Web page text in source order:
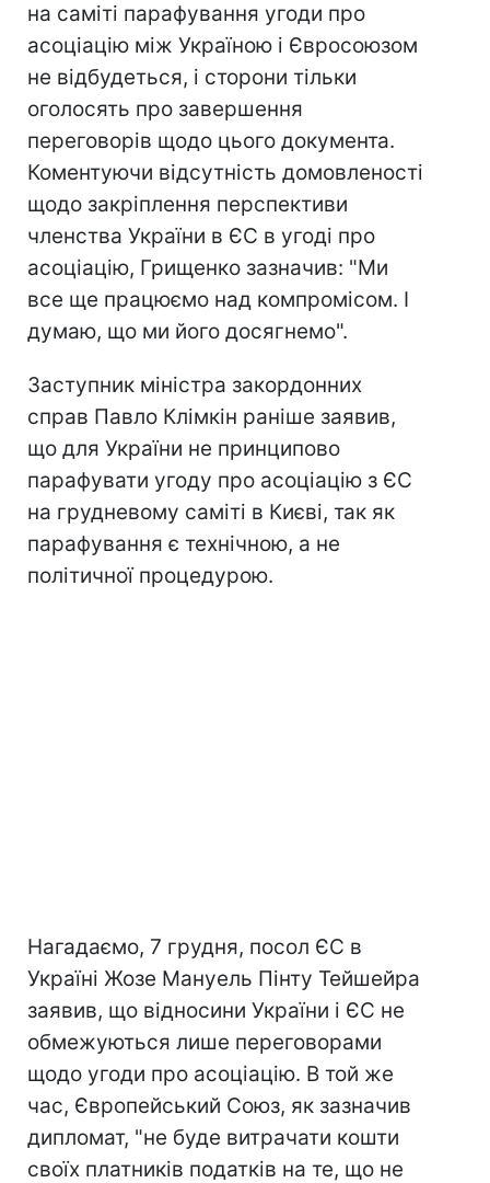
на саміті парафування угоди про
асоціацію між Україною і Євросоюзом
не відбудеться, і сторони тільки
оголосять про завершення
переговорів щодо цього документа.
Коментуючи відсутність домовленості
щодо закріплення перспективи
членства України в ЄС в угоді про
асоціацію, Грищенко зазначив: "Ми
все ще працюємо над компромісом. І
думаю, що ми його досягнемо".
Заступник міністра закордонних
справ Павло Клімкін раніше заявив,
що для України не принципово
парафувати угоду про асоціацію з ЄС
на грудневому саміті в Києві, так як
парафування є технічною, а не
політичної процедурою.
Нагадаємо, 7 грудня, посол ЄС в
Україні Жозе Мануель Пінту Тейшейра
заявив, що відносини України і ЄС не
обмежуються лише переговорами
щодо угоди про асоціацію. В той же
час, Європейський Союз, як зазначив
дипломат, "не буде витрачати кошти
своїх платників податків на те, що не